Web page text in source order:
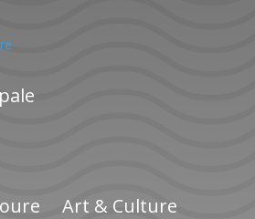
Art & Culture